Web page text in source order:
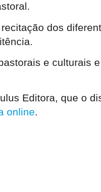
dos
e culturais
Editora, que o
online